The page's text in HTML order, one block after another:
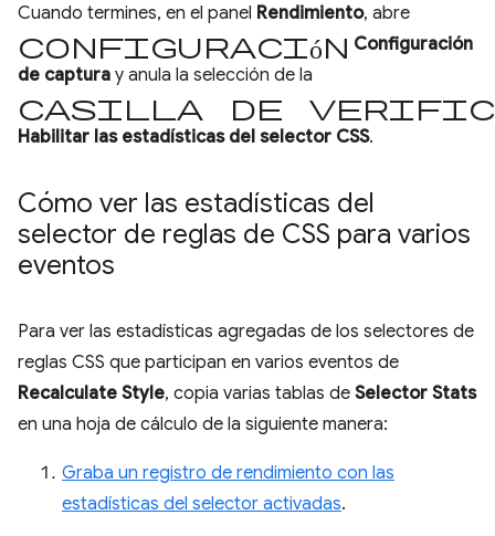
Cuando termines, en el panel Rendimiento, abre
Configuración Configuración
de captura y anula la selección de la
casilla de
Habilitar las estadísticas del selector CSS.
Cómo ver las estadísticas del
selector de reglas de CSS para varios
eventos
Para ver las estadísticas agregadas de los selectores de
reglas CSS que participan en varios eventos de
Recalculate Style, copia varias tablas de Selector Stats
en una hoja de cálculo de la siguiente manera:
Graba un registro de rendimiento con las
estadísticas del selector activadas.